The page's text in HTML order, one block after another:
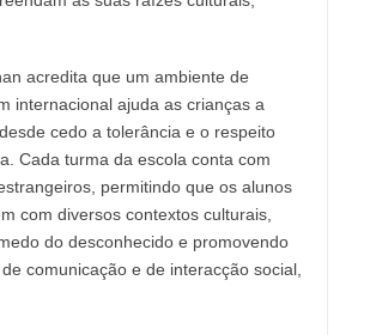
acredita que um ambiente de
internacional ajuda as crianças a
cedo a tolerância e o respeito
Cada turma da escola conta com
permitindo que os alunos
com diversos contextos culturais,
do desconhecido e promovendo
comunicação e de interacção social,